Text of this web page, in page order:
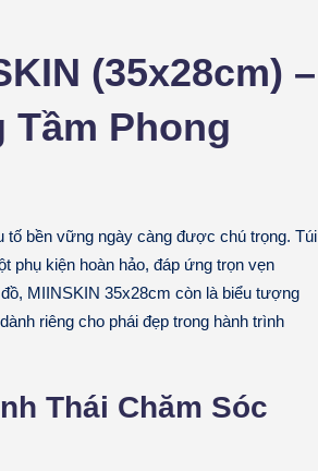
(35x28cm) –
Tầm Phong
bền vững ngày càng được chú trọng. Túi
kiện hoàn hảo, đáp ứng trọn vẹn
MIINSKIN 35x28cm còn là biểu tượng
riêng cho phái đẹp trong hành trình
Thái Chăm Sóc